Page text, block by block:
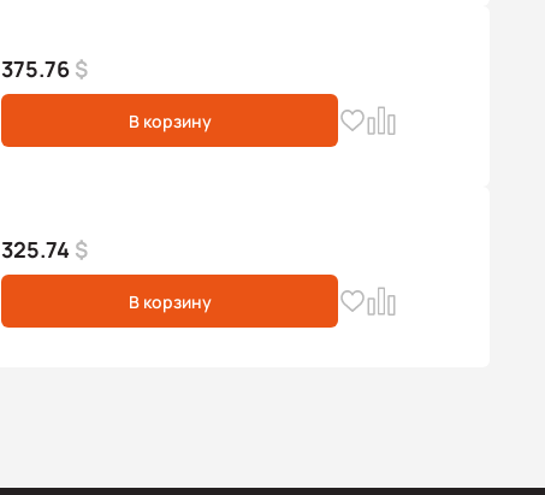
375.76 $
В корзину
325.74 $
В корзину